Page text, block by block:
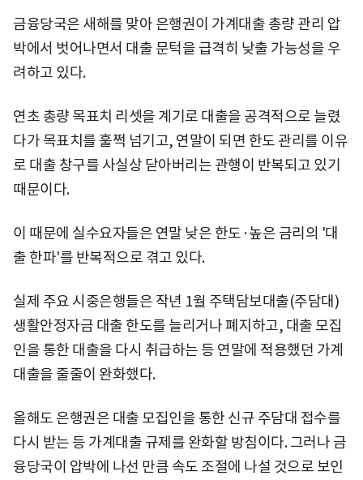
금융당국은 새해를 맞아 은행권이 가계대출 총량 관리 압
박에서 벗어나면서 대출 문턱을 급격히 낮출 가능성을 우
려하고 있다.
연초 총량 목표치 리셋을 계기로 대출을 공격적으로 늘렸
다가 목표치를 훌쩍 넘기고, 연말이 되면 한도 관리를 이유
로 대출 창구를 사실상 닫아버리는 관행이 반복되고 있기
때문이다.
이 때문에 실수요자들은 연말 낮은 한도·높은 금리의 '대
출 한파'를 반복적으로 겪고 있다.
실제 주요 시중은행들은 작년 1월 주택담보대출(주담대)
생활안정자금 대출 한도를 늘리거나 폐지하고, 대출 모집
인을 통한 대출을 다시 취급하는 등 연말에 적용했던 가계
대출을 줄줄이 완화했다.
올해도 은행권은 대출 모집인을 통한 신규 주담대 접수를
다시 받는 등 가계대출 규제를 완화할 방침이다. 그러나 금
융당국이 압박에 나선 만큼 속도 조절에 나설 것으로 보인